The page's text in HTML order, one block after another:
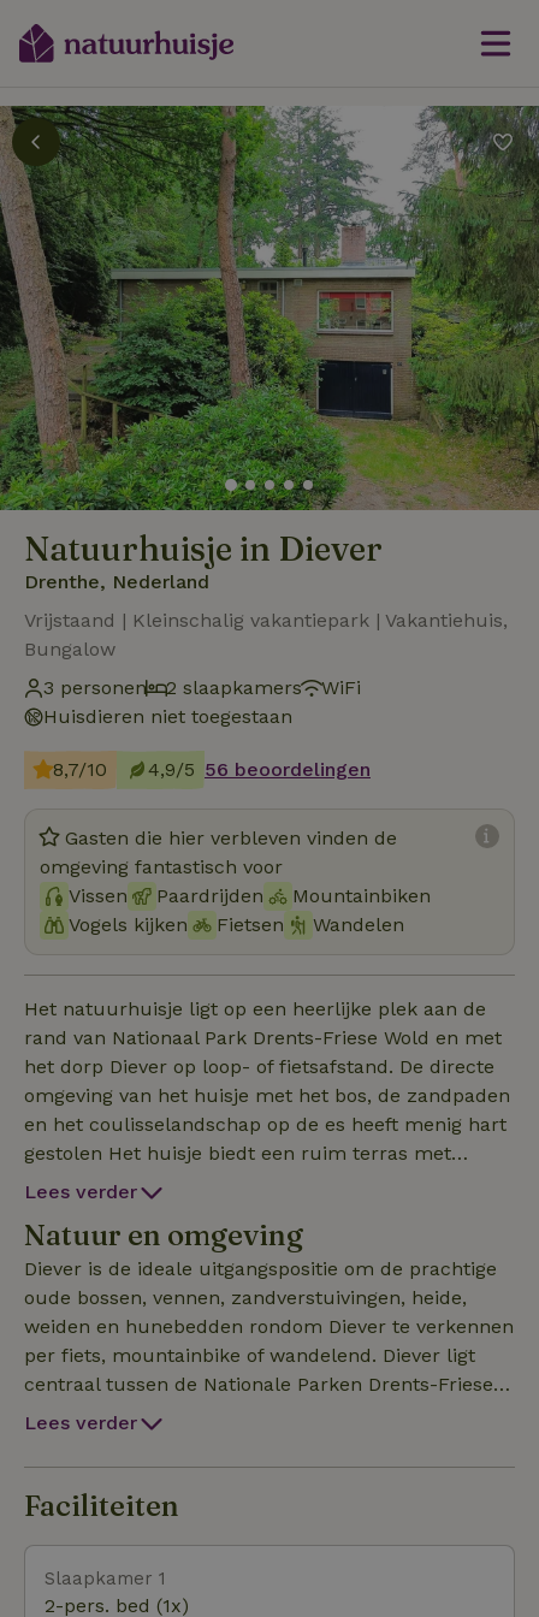
Natuurhuisje in Diever
Drenthe, Nederland
Vrijstaand | Kleinschalig vakantiepark | Vakantiehuis,
Bungalow
3 personen
2 slaapkamers
WiFi
Huisdieren niet toegestaan
8,7/10 4,9/5 56 beoordelingen
Gasten die hier verbleven vinden de
omgeving fantastisch voor
Vissen
Paardrijden
Mountainbiken
Vogels kijken
Fietsen Wandelen
Het natuurhuisje ligt op een heerlijke plek aan de
rand van Nationaal Park Drents-Friese Wold en met
het dorp Diever op loop- of fietsafstand. De directe
omgeving van het huisje met het bos, de zandpaden
en het coulisselandschap op de es heeft menig hart
gestolen Het huisje biedt een ruim terras met
rondom een besloten tuin, een kamer met open
badkamer met toilet, twee slaapkamers. Eén
slaapkamer heeft een tweepersoonsbed 160, de
andere twee losse bedden en met een wastafel. De
voordeur is via een tiental traptreden te bereiken.
In het voorjaar is het vanaf het terras genieten van
de activiteiten van de vogels en hun gezang. Diever
is bekend om zijn Shakespeare spelen, die sinds
openluchttheater en in het Globetheater.
Lees verder
Natuur en omgeving
Diever is de ideale uitgangspositie om de prachtige
oude bossen, vennen, zandverstuivingen, heide,
weiden en hunebedden rondom Diever te verkennen
per fiets, mountainbike of wandelend. Diever ligt
centraal tussen de Nationale Parken Drents-Friese
Wold en Dwingelerveld, maar richting Vledder,
(kraanvogels) is het ook prachtig fietsen over de vele
fietspaden die Zuidwest-Drenthe biedt. Er zijn
Diever, Appelscha en Dwingeloo. Het Drenthepad
komt langs Diever en loopt onder andere langs het
Lees verder
Faciliteiten
Slaapkamer 1
2-pers. bed (1x)